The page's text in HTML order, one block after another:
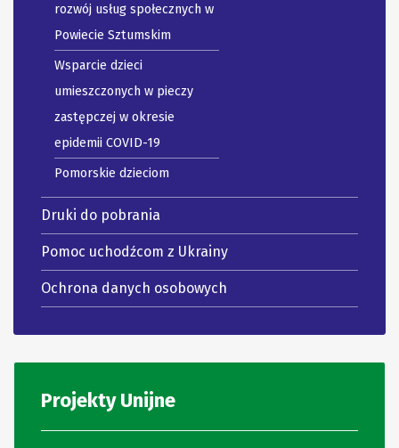
rozwój usług społecznych w
Powiecie Sztumskim
Wsparcie dzieci
umieszczonych w pieczy
zastępczej w okresie
epidemii COVID-19
Pomorskie dzieciom
Druki do pobrania
Pomoc uchodźcom z Ukrainy
Ochrona danych osobowych
Projekty Unijne